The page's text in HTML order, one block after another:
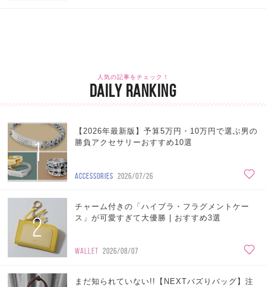
人気の記事をチェック！
DAILY RANKING
1
【2026年最新版】予算5万円・10万円で選ぶ男の
勝負アクセサリーおすすめ10選
ACCESSORIES 2026/07/26
2
チャーム付きの「ハイブラ・フラグメントケー
ス」が可愛すぎて大優勝 | おすすめ3選
WALLET 2026/08/07
まだ知られていない!!【NEXTバズりバッグ】注